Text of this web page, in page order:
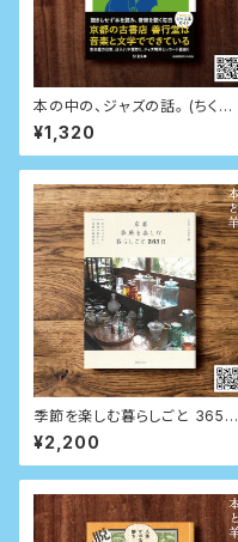
本の中の、ジャズの話。 (ちくま
文庫)
¥1,320
季節を楽しむ暮らしごと 365日
日々の小さな発見が愛おしい古
都の春夏秋冬
¥2,200